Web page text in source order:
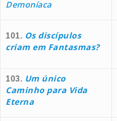
Demoníaca
101. Os discípulos
criam em Fantasmas?
103. Um único
Caminho para Vida
Eterna